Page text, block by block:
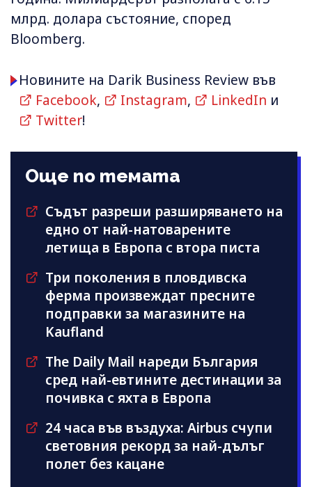
млрд. долара състояние, според
Bloomberg.
Новините на Darik Business Review във
Facebook, Instagram, LinkedIn и
Twitter!
Още по темата
Съдът разреши разширяването на
едно от най-натоварените
летища в Европа с втора писта
Три поколения в пловдивска
ферма произвеждат пресните
подправки за магазините на
Kaufland
The Daily Mail нареди България
сред най-евтините дестинации за
почивка с яхта в Европа
24 часа във въздуха: Airbus счупи
световния рекорд за най-дълъг
полет без кацане